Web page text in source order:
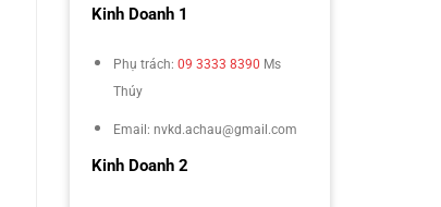
Kinh Doanh 1
Phụ trách: 09 3333 8390 Ms
Thúy
Email: nvkd.achau@gmail.com
Kinh Doanh 2